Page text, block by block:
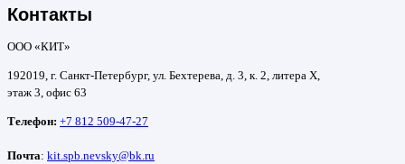
Контакты
ООО «КИТ»
192019, г. Санкт-Петербург, ул. Бехтерева, д. 3, к. 2, литера Х,
этаж 3, офис 63
Телефон: +7 812 509-47-27
Почта: kit.spb.nevsky@bk.ru